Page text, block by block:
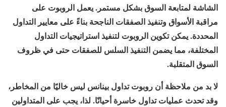
الشاشة لمتابعة السوق بشكل مستمر. يعمل الروبوت على
مراقبة الأسواق وتنفيذ الصفقات الناجحة بناءً على معايير التداول
المحددة. يمكن تكوين الروبوت لتنفيذ استراتيجيات التداول
المختلفة، مما يضمن التنفيذ السلس للصفقات حتى في ظروف
السوق المتقلبة.
لا بد من ملاحظة أن روبوت تداول بينانس ليس خاليًا من المخاطر،
وقد تحدث عمليات تداول خاسرة أحيانًا. لذا، يجب على المتداولين